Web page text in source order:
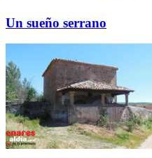
Un sueño serrano